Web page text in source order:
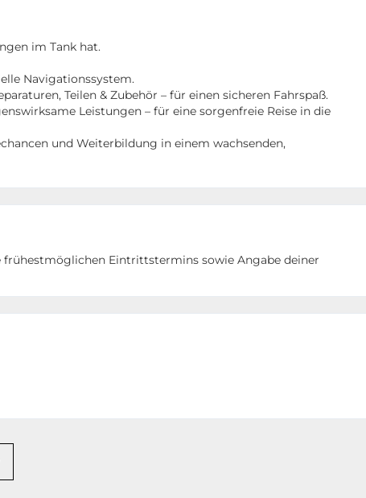
im Tank hat.
Navigationssystem.
Teilen & Zubehör – für einen sicheren Fahrspaß.
Leistungen – für eine sorgenfreie Reise in die
und Weiterbildung in einem wachsenden,
Eintrittstermins sowie Angabe deiner